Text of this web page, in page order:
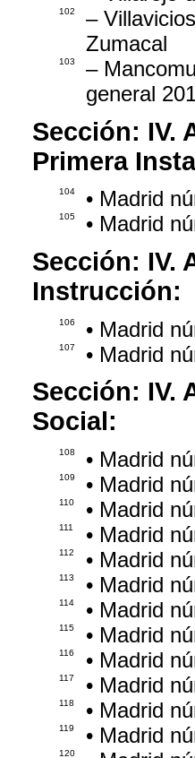
102
–
Zumacal
103
–
general
Sección: IV.
Primera
104 • Madrid
105 • Madrid
Sección: IV.
Instrucción:
106 • Madrid
107 • Madrid
Sección: IV.
Social:
108 • Madrid
109 • Madrid
110 • Madrid
111 • Madrid
112 • Madrid
113 • Madrid
114 • Madrid
115 • Madrid
116 • Madrid
117 • Madrid
118 • Madrid
119 • Madrid
120